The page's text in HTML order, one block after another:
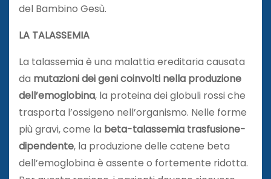
del Bambino Gesù.
LA TALASSEMIA
La talassemia è una malattia ereditaria causata
da mutazioni dei geni coinvolti nella produzione
dell’emoglobina, la proteina dei globuli rossi che
trasporta l’ossigeno nell’organismo. Nelle forme
più gravi, come la beta-talassemia trasfusione-
dipendente, la produzione delle catene beta
dell’emoglobina è assente o fortemente ridotta.